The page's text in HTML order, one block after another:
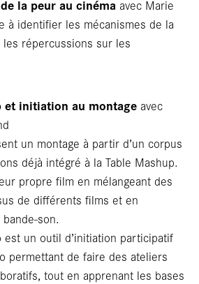
la peur au cinémaavec Marie
à identifier les mécanismes de la
les répercussions sur les
et initiation au montageavec
un montage à partir d’un corpus
déjà intégré à la Table Mashup.
propre film en mélangeant des
de différents films et en
son.
est un outil d’initiation participatif
permettant de faire des ateliers
tout en apprenant les bases